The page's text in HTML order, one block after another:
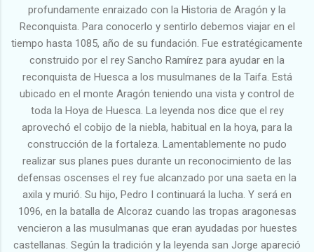
profundamente enraizado con la Historia de Aragón y la
Reconquista. Para conocerlo y sentirlo debemos viajar en el
tiempo hasta 1085, año de su fundación. Fue estratégicamente
construido por el rey Sancho Ramírez para ayudar en la
reconquista de Huesca a los musulmanes de la Taifa. Está
ubicado en el monte Aragón teniendo una vista y control de
toda la Hoya de Huesca. La leyenda nos dice que el rey
aprovechó el cobijo de la niebla, habitual en la hoya, para la
construcción de la fortaleza. Lamentablemente no pudo
realizar sus planes pues durante un reconocimiento de las
defensas oscenses el rey fue alcanzado por una saeta en la
axila y murió. Su hijo, Pedro I continuará la lucha. Y será en
1096, en la batalla de Alcoraz cuando las tropas aragonesas
vencieron a las musulmanas que eran ayudadas por huestes
castellanas. Según la tradición y la leyenda san Jorge apareció